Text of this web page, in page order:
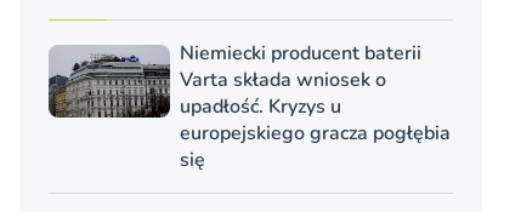
Niemiecki producent baterii
Varta składa wniosek o
upadłość. Kryzys u
europejskiego gracza pogłębia
się